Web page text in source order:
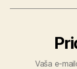
Vaša e-